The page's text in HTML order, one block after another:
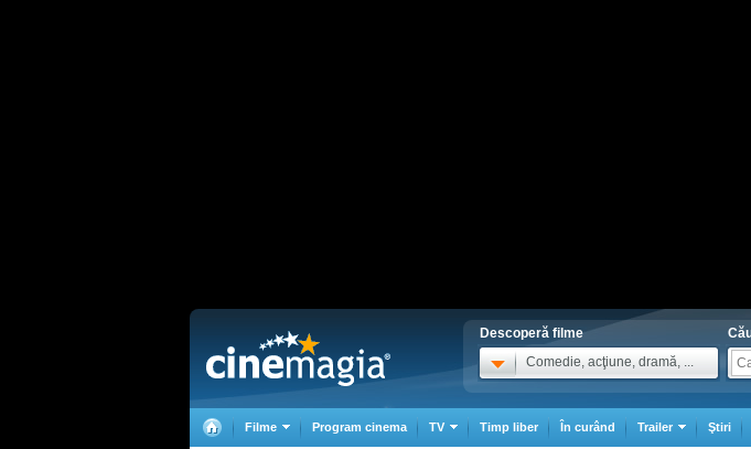
Descoperă filme
Comedie, acţiune, dramă, ...
Filme Program cinema TV Timp liber În curând Trailer Ştiri